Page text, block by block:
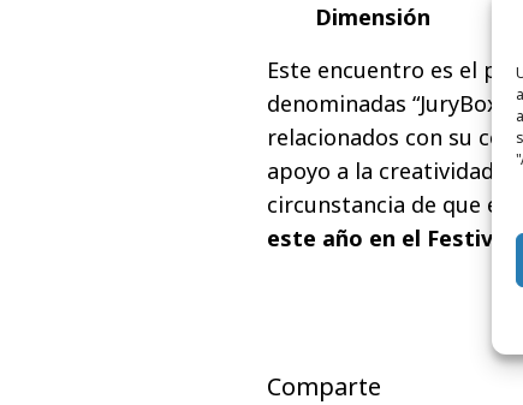
Dimensión
Este encuentro es el
denominadas
relacionados con su
apoyo a la creatividad y
circunstancia de que es
este año en el Festival,
Comparte